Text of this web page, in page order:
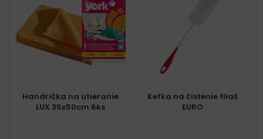
Handrička na utieranie
LUX 35x50cm 6ks
Kefka na čistenie fliaš
EURO